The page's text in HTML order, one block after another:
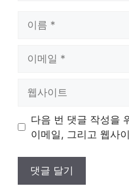
트
다음 번 댓글 작성을
이메일, 그리고 웹사